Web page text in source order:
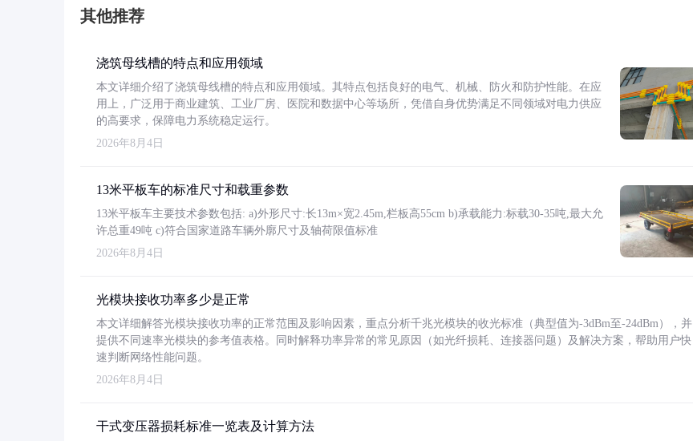
其他推荐
浇筑母线槽的特点和应用领域
本文详细介绍了浇筑母线槽的特点和应用领域。其特点包括良好的电气、机械、防火和防护性能。在应
用上，广泛用于商业建筑、工业厂房、医院和数据中心等场所，凭借自身优势满足不同领域对电力供应
的高要求，保障电力系统稳定运行。
2026年8月4日
13米平板车的标准尺寸和载重参数
13米平板车主要技术参数包括: a)外形尺寸:长13m×宽2.45m,栏板高55cm b)承载能力:标载30-35吨,最大允
许总重49吨 c)符合国家道路车辆外廓尺寸及轴荷限值标准
2026年8月4日
光模块接收功率多少是正常
本文详细解答光模块接收功率的正常范围及影响因素，重点分析千兆光模块的收光标准（典型值为-3dBm至-24dBm），并
提供不同速率光模块的参考值表格。同时解释功率异常的常见原因（如光纤损耗、连接器问题）及解决方案，帮助用户快
速判断网络性能问题。
2026年8月4日
干式变压器损耗标准一览表及计算方法